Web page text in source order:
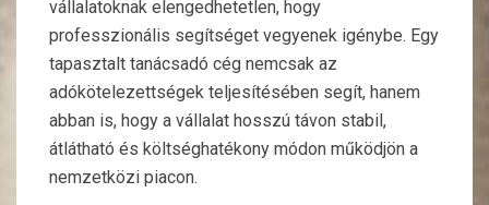
vállalatoknak elengedhetetlen, hogy
professzionális segítséget vegyenek igénybe. Egy
tapasztalt tanácsadó cég nemcsak az
adókötelezettségek teljesítésében segít, hanem
abban is, hogy a vállalat hosszú távon stabil,
átlátható és költséghatékony módon működjön a
nemzetközi piacon.